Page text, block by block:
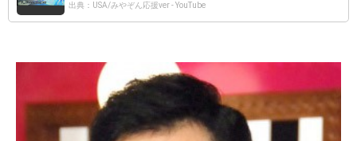
出典：USA/みやぞん応援ver - YouTube